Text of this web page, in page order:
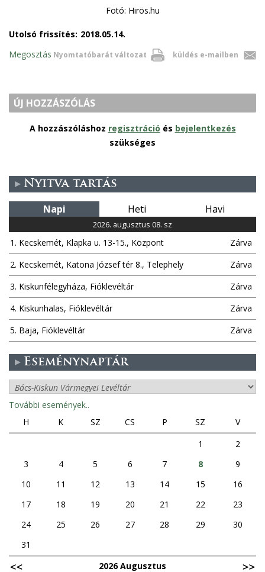
Fotó: Hirös.hu
Utolsó frissítés: 2018.05.14.
Nyomtatóbarát változat küldés e-mailben
Megosztás
ÚJ HOZZÁSZÓLÁS
A hozzászóláshoz regisztráció és bejelentkezés
szükséges
Nyitva tartás
Napi Heti Havi
2026. augusztus 08. sz
1. Kecskemét, Klapka u. 13-15., Központ
Zárva
2. Kecskemét, Katona József tér 8., Telephely
Zárva
3. Kiskunfélegyháza, Fióklevéltár
Zárva
4. Kiskunhalas, Fióklevéltár
Zárva
5. Baja, Fióklevéltár
Zárva
Eseménynaptár
További események..
H
K SZ CS P SZ
V
1
2
3
4 5 6 7 8
9
10
11 12 13 14 15
16
17
18 19 20 21 22
23
24
25 26 27 28 29
30
31
2026 Augusztus